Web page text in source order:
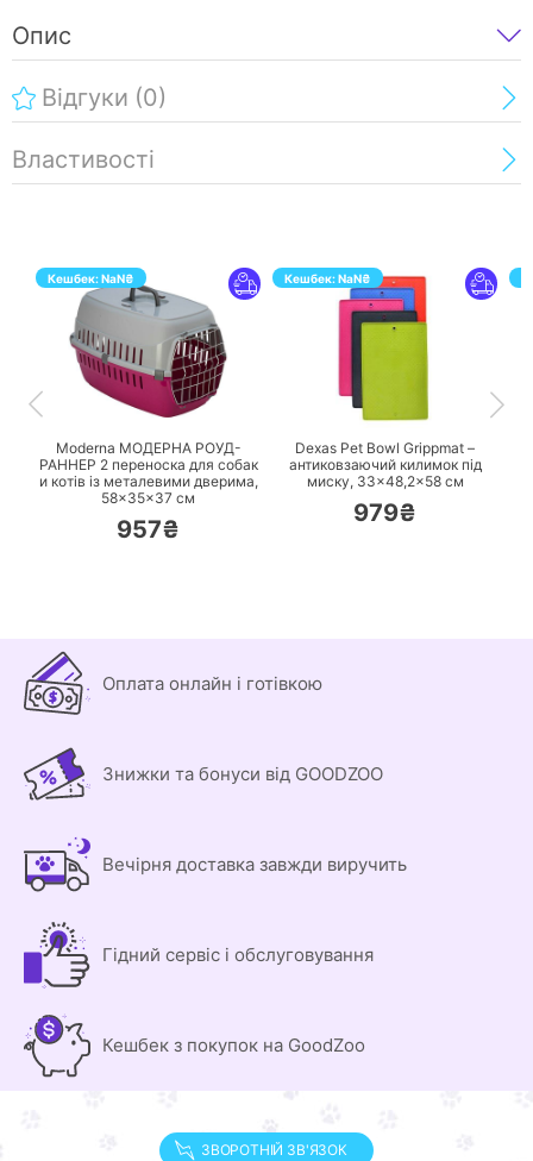
Опис
Відгуки (0)
Властивості
Кешбек:NaN₴
ПЕРЕЙТИ
Moderna МОДЕРНА РОУД-
РАННЕР 2 переноска для собак
и котів із металевими дверима,
58×35×37 см
957₴
Кешбек:NaN₴
ПЕРЕЙТИ
Dexas Pet Bowl Grippmat –
антиковзаючий килимок під
миску, 33×48,2×58 см
979₴
Оплата онлайн і готівкою
Знижки та бонуси від GOODZOO
Вечірня доставка завжди виручить
Гідний сервіс і обслуговування
Кешбек з покупок на GoodZoo
ЗВОРОТНІЙ ЗВ'ЯЗОК